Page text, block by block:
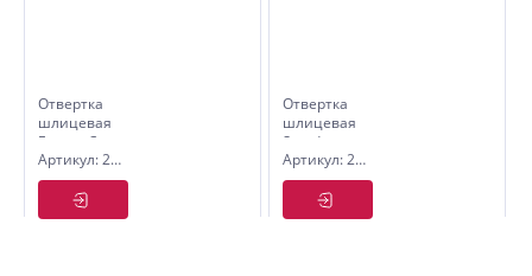
Отвертка
шлицевая
Expert, Cr-
V, SL 4 ×
200 мм.
Артикул: 2561420
Отвертка
шлицевая
Standart,
CS, SL
6х200 мм.
Артикул: 2560620